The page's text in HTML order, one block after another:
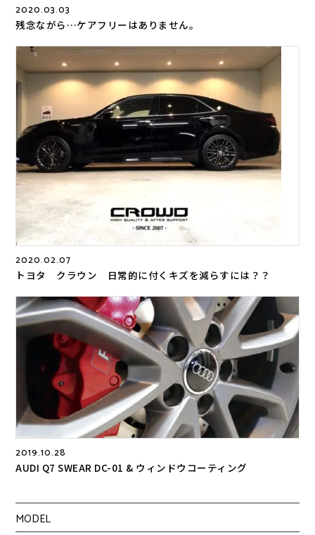
2020.03.03
残念ながら…ケアフリーはありません。
2020.02.07
トヨタ クラウン 日常的に付くキズを減らすには？？
2019.10.28
AUDI Q7 SWEAR DC-01 & ウィンドウコーティング
MODEL